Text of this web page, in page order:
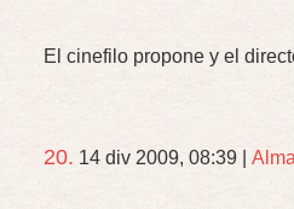
El cinefilo propone y el
20. 14 div 2009, 08:39